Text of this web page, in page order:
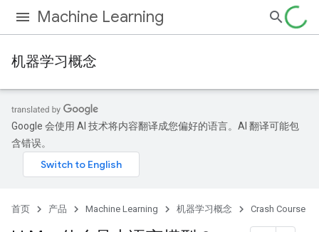
Machine Learning
机器学习概念
Google 会使用 AI 技术将内容翻译成您偏好的语言。AI 翻译可能包
含错误。
首页 产品 Machine Learning 机器学习概念 Crash Course